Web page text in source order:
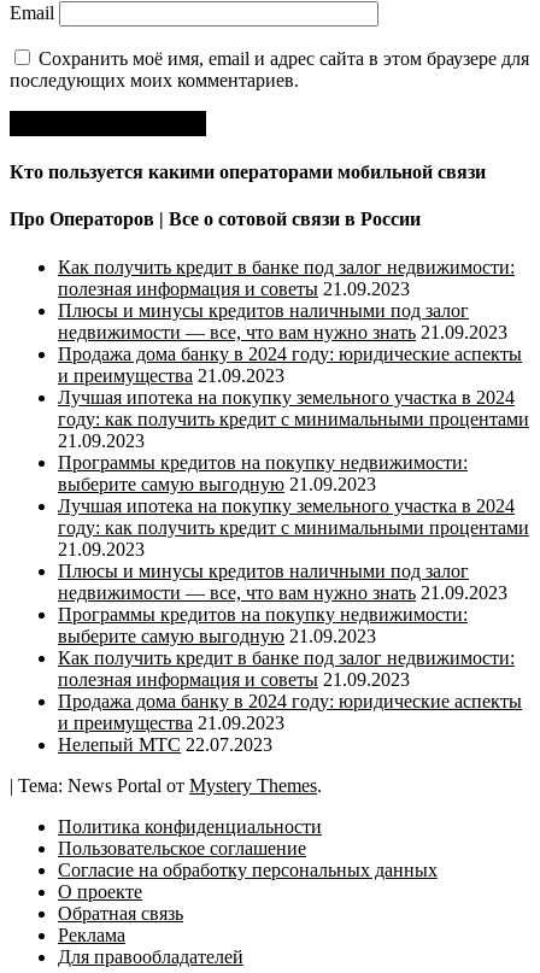
Email
Сохранить моё имя, email и адрес сайта в этом браузере для
последующих моих комментариев.
Кто пользуется какими операторами мобильной связи
Про Операторов | Все о сотовой связи в России
Как получить кредит в банке под залог недвижимости:
полезная информация и советы 21.09.2023
Плюсы и минусы кредитов наличными под залог
недвижимости — все, что вам нужно знать 21.09.2023
Продажа дома банку в 2024 году: юридические аспекты
и преимущества 21.09.2023
Лучшая ипотека на покупку земельного участка в 2024
году: как получить кредит с минимальными процентами
21.09.2023
Программы кредитов на покупку недвижимости:
выберите самую выгодную 21.09.2023
Лучшая ипотека на покупку земельного участка в 2024
году: как получить кредит с минимальными процентами
21.09.2023
Плюсы и минусы кредитов наличными под залог
недвижимости — все, что вам нужно знать 21.09.2023
Программы кредитов на покупку недвижимости:
выберите самую выгодную 21.09.2023
Как получить кредит в банке под залог недвижимости:
полезная информация и советы 21.09.2023
Продажа дома банку в 2024 году: юридические аспекты
и преимущества 21.09.2023
Нелепый МТС 22.07.2023
| Тема: News Portal от Mystery Themes.
Политика конфиденциальности
Пользовательское соглашение
Согласие на обработку персональных данных
О проекте
Обратная связь
Реклама
Для правообладателей